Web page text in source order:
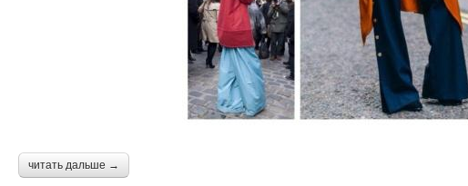
читать дальше →